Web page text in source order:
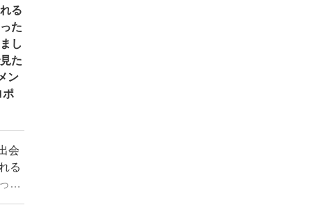
る
た
し
た
ン
ポ
会
る
た
し